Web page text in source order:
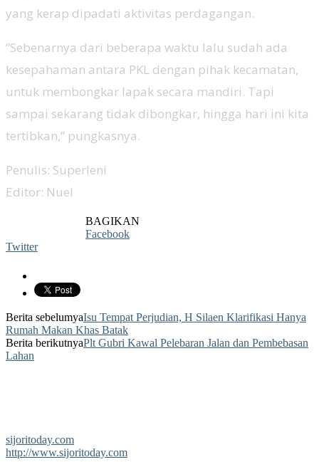
yang kerap dipadati aktivitas perdagangan.
“Sebenarnya dari beberapa waktu lalu sudah ada
kesepahaman antara PKL dengan pihak kecamatan,
untuk membongkar lapak secara mandiri. Tapi
sampai sekarang tidak dibongkar, hingga hari ini kita
tertibkan,” pungkasnya.
Penulis: Superleni
Editor: Nuel
BAGIKAN
Facebook
Twitter
Berita sebelumyaIsu Tempat Perjudian, H Silaen Klarifikasi Hanya
Rumah Makan Khas Batak
Berita berikutnyaPlt Gubri Kawal Pelebaran Jalan dan Pembebasan
Lahan
sijoritoday.com
http://www.sijoritoday.com